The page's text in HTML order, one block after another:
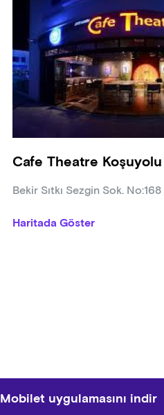
Cafe Theatre Koşuyolu
Bekir Sıtkı Sezgin Sok.
Haritada Göster
Mobilet uygulamasını indir